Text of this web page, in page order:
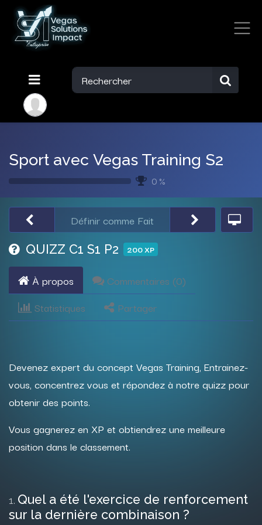
Sport avec Vegas Training S2
0 %
QUIZZ C1 S1 P2 200XP
Définir comme Fait
À propos Commentaires (0)
Statistiques
Partager
Devenez expert du concept Vegas Training, Entrainez-
vous, concentrez vous et répondez à notre quizz pour
obtenir des points.
Vous gagnerez en XP et obtiendrez une meilleure
position dans le classement.
1 . Quel a été l'exercice de renforcement
sur la dernière combinaison ?